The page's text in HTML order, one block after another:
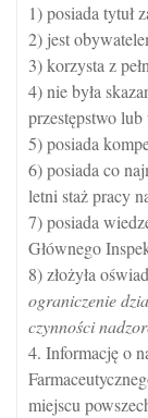
1) posiada tytuł
2) jest
3) korzysta z
4) nie była
przestępstwo
5) posiada
6) posiada co
letni staż pracy
7) posiada
Głównego
8) złożyła
ograniczenie
czynności
4. Informację o
miejscu